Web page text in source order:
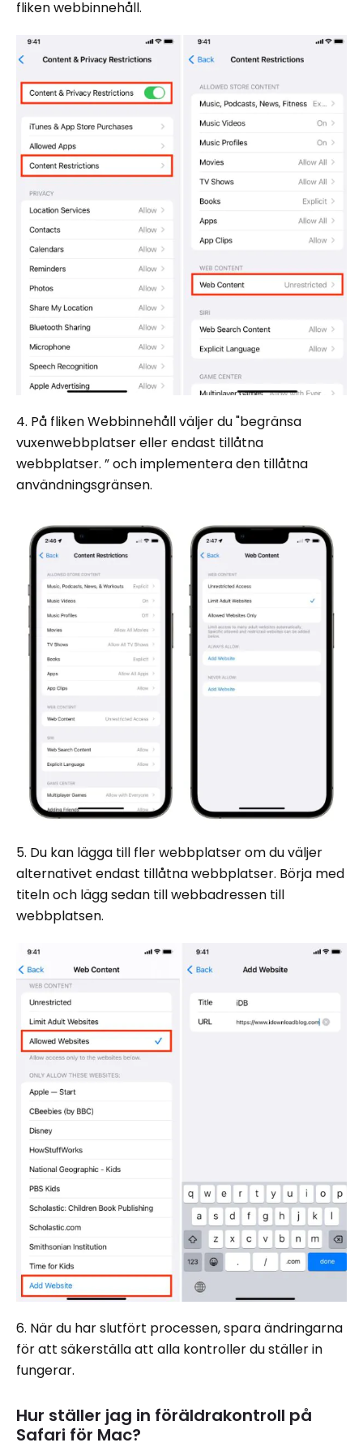
fliken webbinnehåll.
4. På fliken Webbinnehåll väljer du "begränsa
vuxenwebbplatser eller endast tillåtna
webbplatser. ” och implementera den tillåtna
användningsgränsen.
5. Du kan lägga till fler webbplatser om du väljer
alternativet endast tillåtna webbplatser. Börja med
titeln och lägg sedan till webbadressen till
webbplatsen.
6. När du har slutfört processen, spara ändringarna
för att säkerställa att alla kontroller du ställer in
fungerar.
Hur ställer jag in föräldrakontroll på
Safari för Mac?